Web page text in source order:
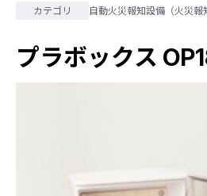
カテゴリ 自動火災報知設備（火災報
プラボックス